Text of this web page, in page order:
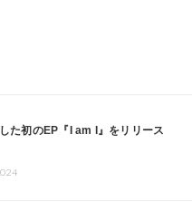
た初のEP『I am I』をリリース